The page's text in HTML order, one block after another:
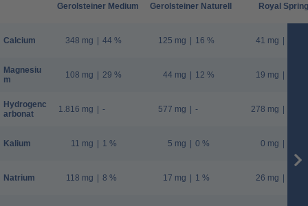
Calcium
Magnesiu
m
Hydrogenc
arbonat
Kalium
Natrium
Gerolsteiner Medium
348 mg | 44 %
108 mg | 29 %
1.816 mg | -
11 mg | 1 %
118 mg | 8 %
Gerolsteiner Naturell
125 mg | 16 %
44 mg | 12 %
577 mg | -
5 mg | 0 %
17 mg | 1 %
Royal Spring
41 mg |
19 mg |
278 mg |
0 mg |
26 mg |